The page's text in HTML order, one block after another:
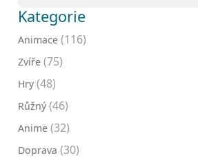
Kategorie
Animace (116)
Zvíře (75)
Hry (48)
Růžný (46)
Anime (32)
Doprava (30)